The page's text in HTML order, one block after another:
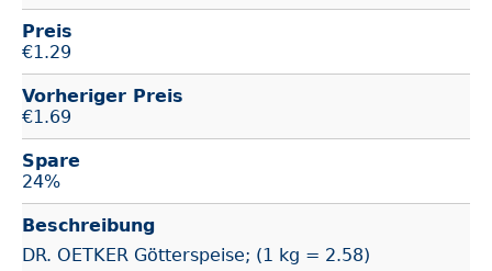
Preis
€1.29
Vorheriger Preis
€1.69
Spare
24%
Beschreibung
DR. OETKER Götterspeise; (1 kg = 2.58)